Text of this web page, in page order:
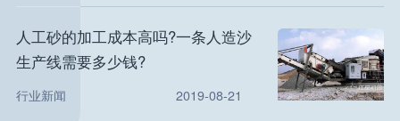
人工砂的加工成本高吗?一条人造沙
生产线需要多少钱?
行业新闻 2019-08-21